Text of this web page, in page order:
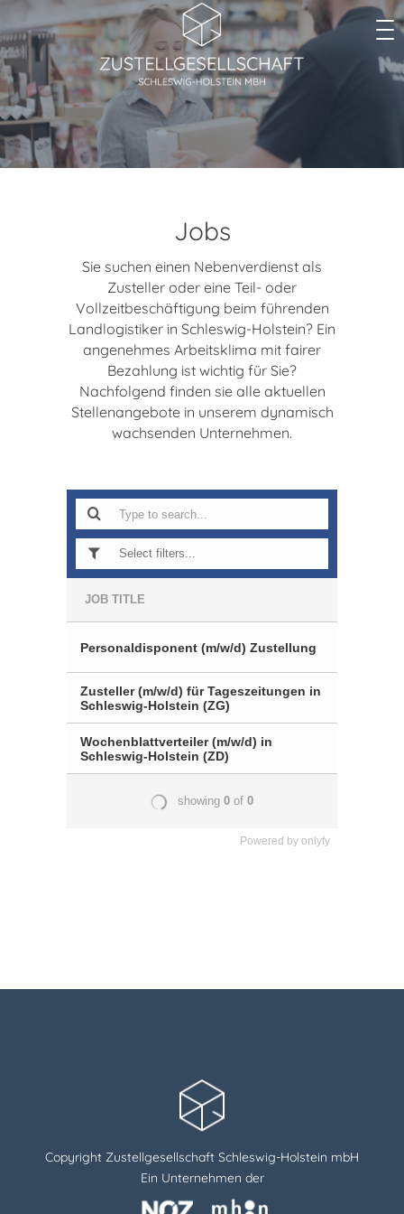
Jobs
Sie suchen einen Nebenverdienst als
Zusteller oder eine Teil- oder
Vollzeitbeschäftigung beim führenden
Landlogistiker in Schleswig-Holstein? Ein
angenehmes Arbeitsklima mit fairer
Bezahlung ist wichtig für Sie?
Nachfolgend finden sie alle aktuellen
Stellenangebote in unserem dynamisch
wachsenden Unternehmen.
Powered by onlyfy
Copyright Zustellgesellschaft Schleswig-Holstein mbH
Ein Unternehmen der